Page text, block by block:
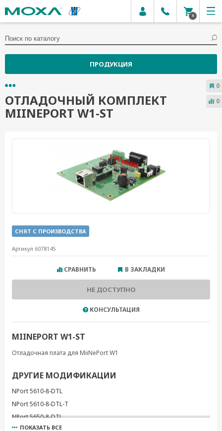
0
ПРОДУКЦИЯ
ОТЛАДОЧНЫЙ КОМПЛЕКТ
MIINEPORT W1-ST
СНЯТ С ПРОИЗВОДСТВА
Артикул 6078145
СРАВНИТЬ В ЗАКЛАДКИ
НЕ ДОСТУПНО
КОНСУЛЬТАЦИЯ
MIINEPORT W1-ST
Отладочная плата для MiiNePort W1
ДРУГИЕ МОДИФИКАЦИИ
NPort 5610-8-DTL
NPort 5610-8-DTL-T
NPort 5650-8-DTL
ПОКАЗАТЬ ВСЕ
0
0